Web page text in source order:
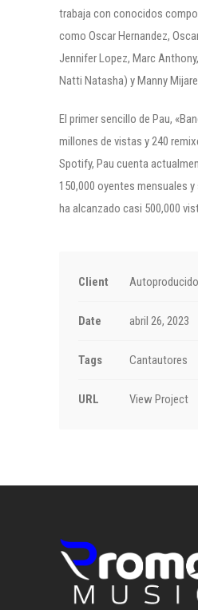
trabaja con conocidos
como Oscar Hernandez,
Jennifer Lopez, Marc
Natti Natasha) y Manny
El primer sencillo de Pau,
millones de vistas y 240
Spotify, Pau cuenta
150,000 oyentes mensuales y
ha alcanzado casi 500,000
Client Autoproducido
Date abril 26, 2023
Tags Cantautores
URL View Project